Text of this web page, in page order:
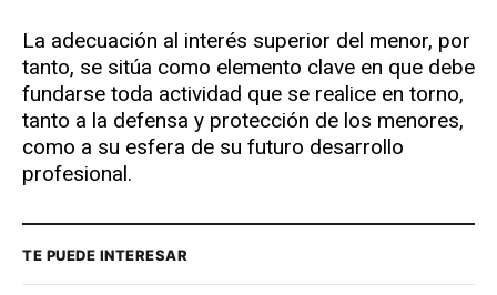
La adecuación al interés superior del menor, por
tanto, se sitúa como elemento clave en que debe
fundarse toda actividad que se realice en torno,
tanto a la defensa y protección de los menores,
como a su esfera de su futuro desarrollo
profesional.
TE PUEDE INTERESAR